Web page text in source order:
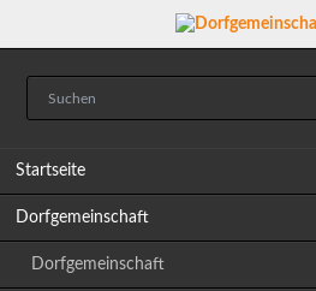
Startseite
Dorfgemeinschaft
Dorfgemeinschaft